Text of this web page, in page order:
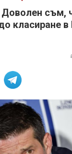
Доволен съм,
класиране